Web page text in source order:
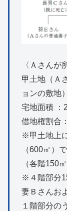
〈Ａさんが
甲土地（Ａ
ョンの敷地）
宅地面積 ：
借地権割合
※甲土地上
（600㎡）
（各階150㎡
※４階部分
妻Ｂさんお
１階部分の